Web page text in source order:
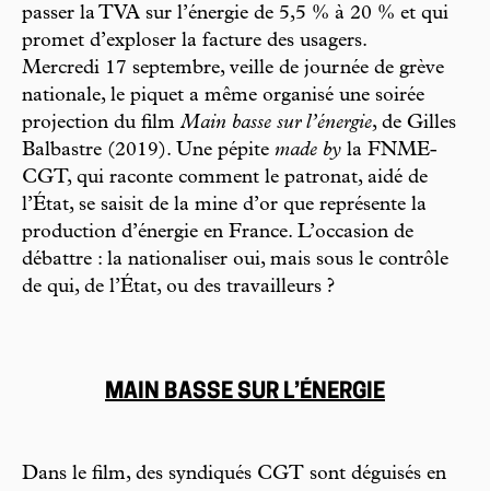
passer la TVA sur l’énergie de 5,5 % à 20 % et qui
promet d’exploser la facture des usagers.
Mercredi 17 septembre, veille de journée de grève
nationale, le piquet a même organisé une soirée
projection du filmMain basse sur l’énergie, de Gilles
Balbastre (2019). Une pépite made by la FNME-
CGT, qui raconte comment le patronat, aidé de
l’État, se saisit de la mine d’or que représente la
production d’énergie en France. L’occasion de
débattre : la nationaliser oui, mais sous le contrôle
de qui, de l’État, ou des travailleurs ?
MAIN BASSE SUR L’ÉNERGIE
Dans le film, des syndiqués CGT sont déguisés en